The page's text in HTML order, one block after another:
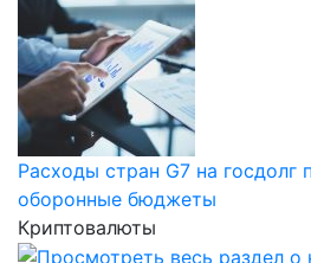
Расходы стран G7 на госдолг
оборонные бюджеты
Криптовалюты